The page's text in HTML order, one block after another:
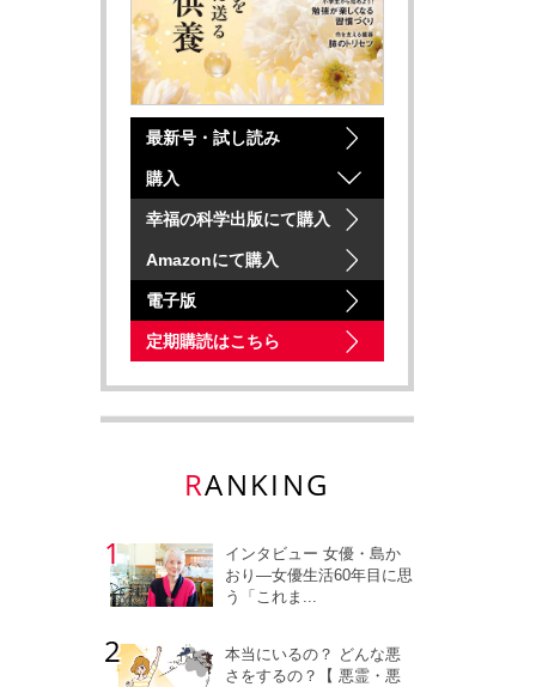
最新号・試し読み
購入
幸福の科学出版にて購入
Amazonにて購入
電子版
定期購読はこちら
RANKING
インタビュー 女優・島か
おり―女優生活60年目に思
う「これま...
本当にいるの？ どんな悪
さをするの？【 悪霊・悪